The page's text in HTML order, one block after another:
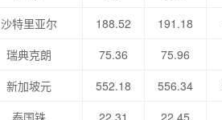
沙特里亚尔
188.52 191.18
瑞典克朗
75.36 75.96
新加坡元
552.18 556.34
泰国铢
22.31 22.45